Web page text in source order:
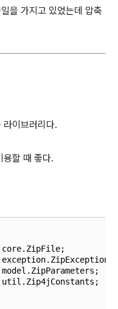
을 가지고 있었는데 압축
라이브러리다.
용할 때 좋다.